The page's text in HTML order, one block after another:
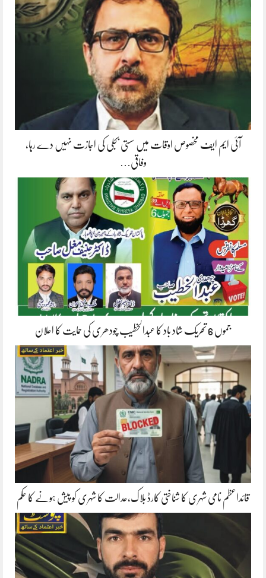
آئی ایم ایف مخصوص اوقات میں سستی بجلی کی اجازت نہیں دے رہا،
وفاقی…
جموں 6 تحریک شاد باد کا عبدالخطیب چودھری کی حمایت کا اعلان
قائداعظم نامی شہری کا شناختی کارڈ بلاک،عدالت کا شہری کو پیش ہونے کا حکم